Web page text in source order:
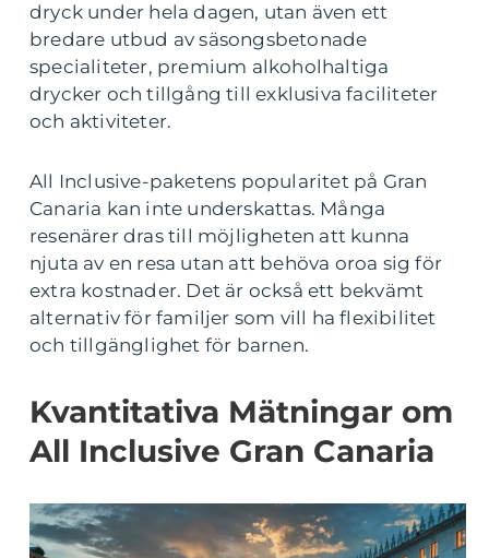
dryck under hela dagen, utan även ett
bredare utbud av säsongsbetonade
specialiteter, premium alkoholhaltiga
drycker och tillgång till exklusiva faciliteter
och aktiviteter.
All Inclusive-paketens popularitet på Gran
Canaria kan inte underskattas. Många
resenärer dras till möjligheten att kunna
njuta av en resa utan att behöva oroa sig för
extra kostnader. Det är också ett bekvämt
alternativ för familjer som vill ha flexibilitet
och tillgänglighet för barnen.
Kvantitativa Mätningar om
All Inclusive Gran Canaria